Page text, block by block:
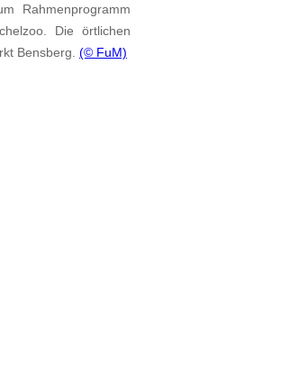
Rahmenprogramm
Die örtlichen
Bensberg. (© FuM)